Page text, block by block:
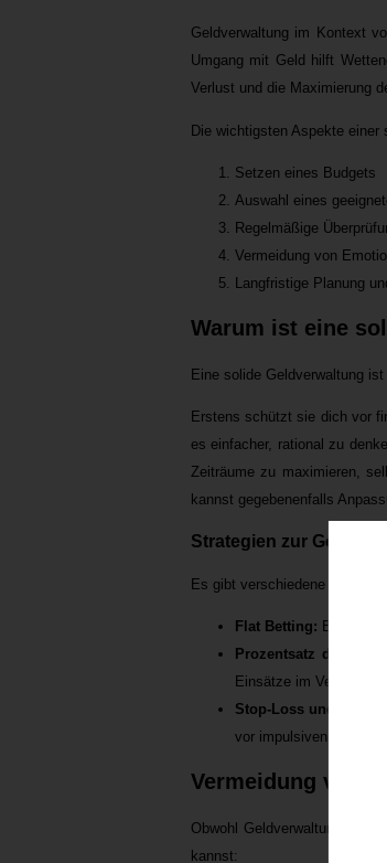
Geldverwaltung im Kontext
Umgang mit Geld hilft
Verlust und die Maximierung
Die wichtigsten Aspekte einer
Setzen eines Budgets
Auswahl eines
Regelmäßige
Vermeidung von
Langfristige Planung
Warum ist eine
Eine solide Geldverwaltung
Erstens schützt sie dich vor
es einfacher, rational zu
Zeiträume zu maximieren,
kannst gegebenenfalls
Strategien zur
Es gibt verschiedene
Flat Betting: Bei
Prozentsatz des
Einsätze im Verhältnis
Stop-Loss und
vor impulsiven
Vermeidung von
Obwohl Geldverwaltung
kannst: